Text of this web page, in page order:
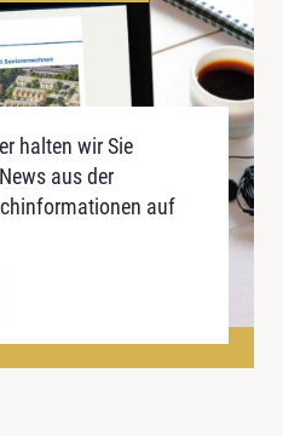
halten wir Sie
aus der
auf